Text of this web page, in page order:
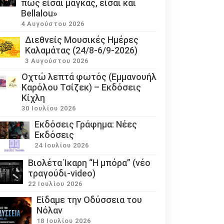
πως είσαι μάγκας, είσαι και
Bellalou»
4 Αυγούστου 2026
Διεθνείς Μουσικές Ημέρες
Καλαμάτας (24/8-6/9-2026)
3 Αυγούστου 2026
Οχτώ λεπτά φωτός (Εμμανουήλ
Καρόλου Τσίζεκ) – Εκδόσεις
Κίχλη
30 Ιουλίου 2026
Εκδόσεις Γράφημα: Νέες
Εκδόσεις
24 Ιουλίου 2026
Βιολέτα Ίκαρη “Η μπόρα” (νέο
τραγούδι-video)
22 Ιουλίου 2026
Eίδαμε την Οδύσσεια του
Νόλαν
18 Ιουλίου 2026